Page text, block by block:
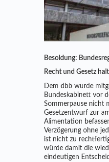
Besoldung:
Recht und Gesetz
Dem dbb wurde
Bundeskabinett vor
Sommerpause nicht
Gesetzentwurf zur
Alimentation
Verzögerung ohne
ist nicht zu
würde damit die
eindeutigen